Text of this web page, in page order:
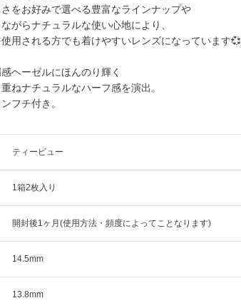
をお好みで選べる豊富なラインナップや
がらナチュラルな使い心地により、
用される方でも着けやすいレンズになっています💞
ヘーゼルにほんのり輝く
ねナチュラルなハーフ感を演出。
フチ付き。
ティービュー
1箱2枚入り
開封後1ヶ月(使用方法・頻度によってことなります)
14.5mm
13.8mm